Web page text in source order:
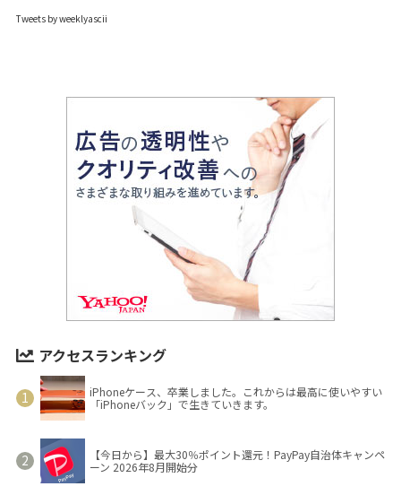
Tweets by weeklyascii
アクセスランキング
iPhoneケース、卒業しました。これからは最高に使いやすい
「iPhoneバック」で生きていきます。
【今日から】最大30％ポイント還元！PayPay自治体キャンペ
ーン 2026年8月開始分